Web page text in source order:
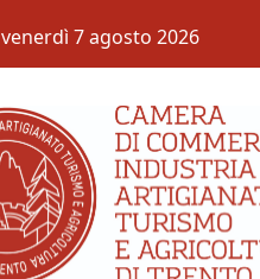
venerdì 7 agosto 2026